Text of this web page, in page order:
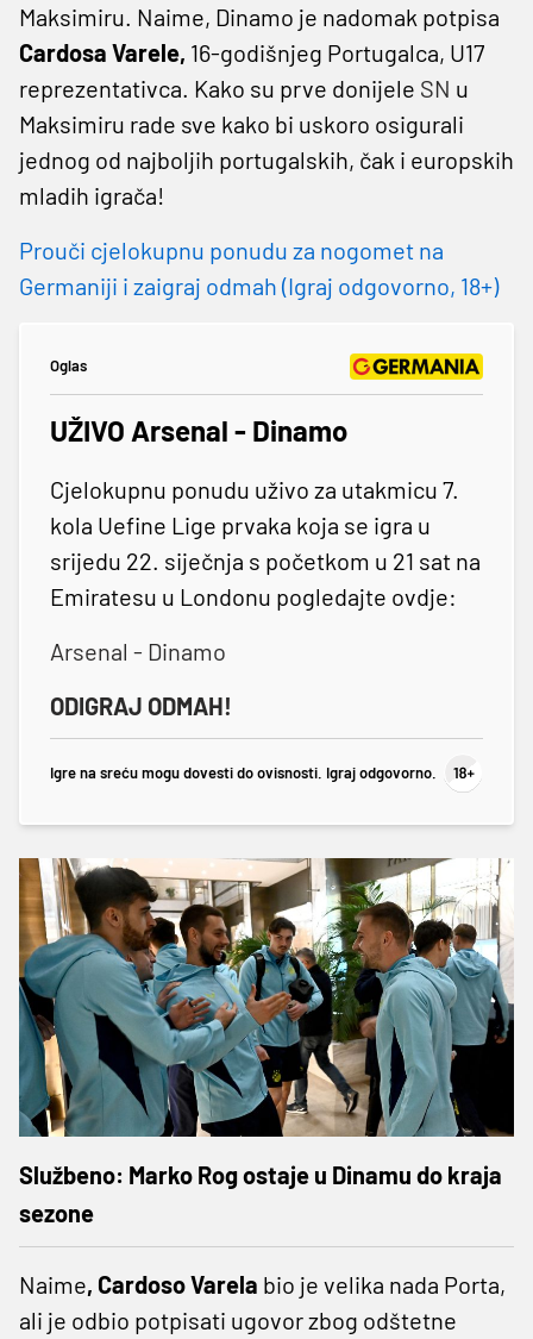
Maksimiru. Naime, Dinamo je nadomak potpisa
Cardosa Varele, 16-godišnjeg Portugalca, U17
reprezentativca. Kako su prve donijele SN u
Maksimiru rade sve kako bi uskoro osigurali
jednog od najboljih portugalskih, čak i europskih
mladih igrača!
Prouči cjelokupnu ponudu za nogomet na
Germaniji i zaigraj odmah (Igraj odgovorno, 18+)
Oglas
UŽIVO Arsenal - Dinamo
Cjelokupnu ponudu uživo za utakmicu 7.
kola Uefine Lige prvaka koja se igra u
srijedu 22. siječnja s početkom u 21 sat na
Emiratesu u Londonu pogledajte ovdje:
Arsenal - Dinamo
ODIGRAJ ODMAH!
Igre na sreću mogu dovesti do ovisnosti. Igraj odgovorno.
Službeno: Marko Rog ostaje u Dinamu do kraja
sezone
Naime, Cardoso Varela bio je velika nada Porta,
ali je odbio potpisati ugovor zbog odštetne